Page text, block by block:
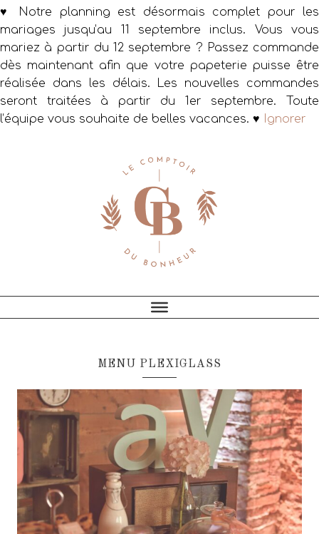
♥ Notre planning est désormais complet pour les
mariages jusqu’au 11 septembre inclus. Vous vous
mariez à partir du 12 septembre ? Passez commande
dès maintenant afin que votre papeterie puisse être
réalisée dans les délais. Les nouvelles commandes
seront traitées à partir du 1er septembre. Toute
l’équipe vous souhaite de belles vacances. ♥
Ignorer
MENU PLEXIGLASS